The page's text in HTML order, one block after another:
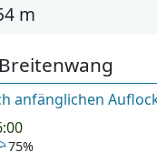
m
anfänglichen
75%